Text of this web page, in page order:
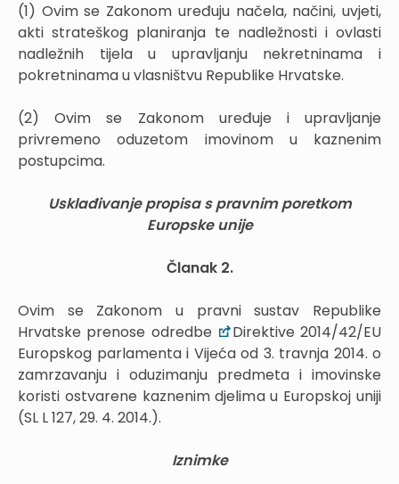
(1) Ovim se Zakonom uređuju načela, načini, uvjeti,
akti strateškog planiranja te nadležnosti i ovlasti
nadležnih tijela u upravljanju nekretninama i
pokretninama u vlasništvu Republike Hrvatske.
(2) Ovim se Zakonom uređuje i upravljanje
privremeno oduzetom imovinom u kaznenim
postupcima.
Usklađivanje propisa s pravnim poretkom
Europske unije
Članak 2.
Ovim se Zakonom u pravni sustav Republike
Hrvatske prenose odredbe
Direktive 2014/42/EU
Europskog parlamenta i Vijeća od 3. travnja 2014. o
zamrzavanju i oduzimanju predmeta i imovinske
koristi ostvarene kaznenim djelima u Europskoj uniji
(SL L 127, 29. 4. 2014.).
Iznimke